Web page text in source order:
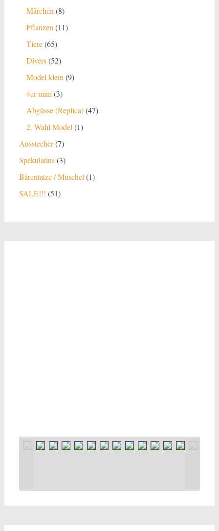
Märchen 88
Pflanzen 1111
Tiere 6565
Produkte
Divers 5252
Model klein 99
4er mini 33
Abgüsse (Replica) 4747
2. Wahl Model 11
Ausstecher 77
Spekulatius 33
Produkte
Bärentatze / Muschel 11
SALE!!! 5151